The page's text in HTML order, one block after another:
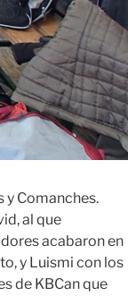
y Comanches.
al que
acabaron en
y Luismi con los
de KBCan que